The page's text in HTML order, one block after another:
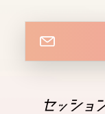
14
mon
tue